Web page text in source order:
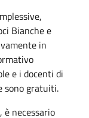
Bianche e
in
e i docenti di
sono gratuiti.
è necessario